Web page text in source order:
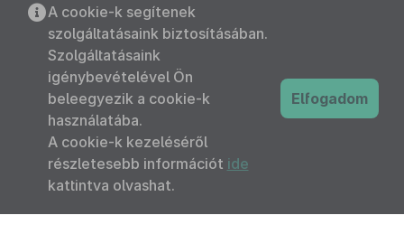
A cookie-k segítenek
szolgáltatásaink biztosításában.
Szolgáltatásaink
igénybevételével Ön
beleegyezik a cookie-k
használatába.
A cookie-k kezeléséről
részletesebb információt ide
kattintva olvashat.
Elfogadom